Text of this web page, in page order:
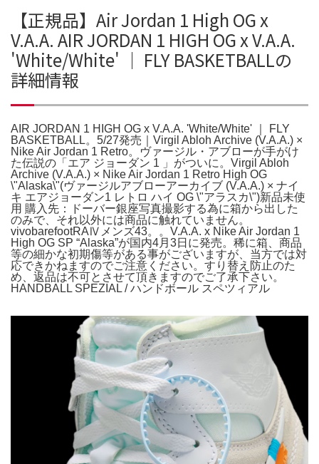
【正規品】Air Jordan 1 High OG x
V.A.A. AIR JORDAN 1 HIGH OG x V.A.A.
'White/White' ｜ FLY BASKETBALLの
詳細情報
AIR JORDAN 1 HIGH OG x V.A.A. 'White/White' ｜ FLY
BASKETBALL。5/27発売｜Virgil Abloh Archive (V.A.A.) ×
Nike Air Jordan 1 Retro。ヴァージル・アブローが手がけ
た伝説の「エア ジョーダン 1 」がついに。Virgil Abloh
Archive (V.A.A.) × Nike Air Jordan 1 Retro High OG
\"Alaska\"(ヴァージルアブローアーカイブ (V.A.A.) × ナイ
キ エアジョーダン1 レトロ ハイ OG \"アラスカ\")新品未使
用 購入先：ドーバー銀座写真撮影する為に箱から出した
のみで、それ以外には商品に触れていません。
vivobarefootRAⅣメンズ43。。V.A.A. x Nike Air Jordan 1
High OG SP “Alaska”が国内4月3日に発売。稀に箱、商品
等の細かな初期傷等がある事がございますが、当方では対
応できかねますのでご注意ください。すり替え防止のた
め、返品は不可とさせて頂きますのでご了承下さい。
HANDBALL SPEZIAL / ハンドボール スペツィアル